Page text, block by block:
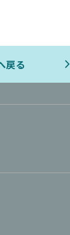
戻る